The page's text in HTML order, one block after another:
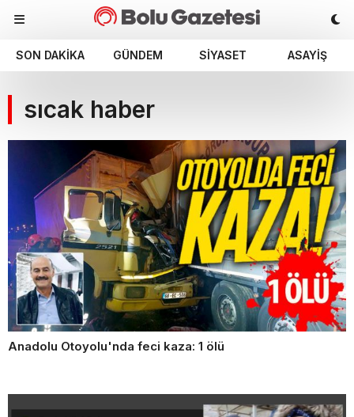
SON DAKIKA GÜNDEM SIYASET ASAYIŞ
sıcak haber
Anadolu Otoyolu'nda feci kaza: 1 ölü